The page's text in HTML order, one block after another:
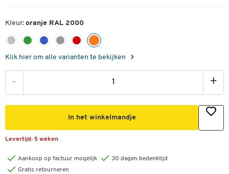
Kleur: oranje RAL 2000
Klik hier om alle varianten te bekijken
- +
In het winkelmandje
Levertijd: 5 weken
Aankoop op factuur mogelijk
30 dagen bedenktijd
Gratis retourneren